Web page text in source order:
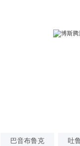
巴音布鲁克 吐